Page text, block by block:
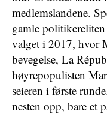
medlemslandene.
gamle
valget i 2017, hvor
bevegelse, La
høyrepopulisten
seieren i første
nesten opp, bare et